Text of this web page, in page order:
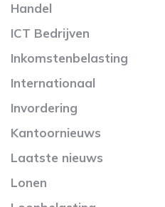
Handel
ICT Bedrijven
Inkomstenbelasting
Internationaal
Invordering
Kantoornieuws
Laatste nieuws
Lonen